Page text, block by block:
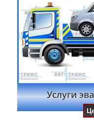
Услуги